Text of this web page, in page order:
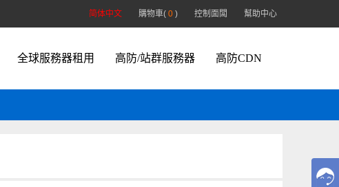
简体中文 購物車( 0 ) 控制面闆 幫助中心
全球服務器租用 高防/站群服務器 高防CDN